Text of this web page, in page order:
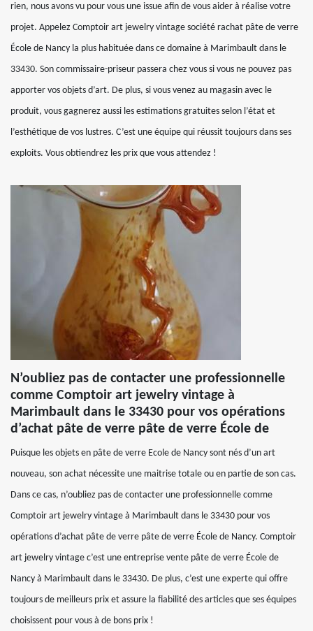
rien, nous avons vu pour vous une issue afin de vous aider à réalise votre
projet. Appelez Comptoir art jewelry vintage société rachat pâte de verre
École de Nancy la plus habituée dans ce domaine à Marimbault dans le
33430. Son commissaire-priseur passera chez vous si vous ne pouvez pas
apporter vos objets d’art. De plus, si vous venez au magasin avec le
produit, vous gagnerez aussi les estimations gratuites selon l’état et
l’esthétique de vos lustres. C’est une équipe qui réussit toujours dans ses
exploits. Vous obtiendrez les prix que vous attendez !
N’oubliez pas de contacter une professionnelle
comme Comptoir art jewelry vintage à
Marimbault dans le 33430 pour vos opérations
d’achat pâte de verre pâte de verre École de
Puisque les objets en pâte de verre Ecole de Nancy sont nés d’un art
nouveau, son achat nécessite une maitrise totale ou en partie de son cas.
Dans ce cas, n’oubliez pas de contacter une professionnelle comme
Comptoir art jewelry vintage à Marimbault dans le 33430 pour vos
opérations d’achat pâte de verre pâte de verre École de Nancy. Comptoir
art jewelry vintage c’est une entreprise vente pâte de verre École de
Nancy à Marimbault dans le 33430. De plus, c’est une experte qui offre
toujours de meilleurs prix et assure la fiabilité des articles que ses équipes
choisissent pour vous à de bons prix !